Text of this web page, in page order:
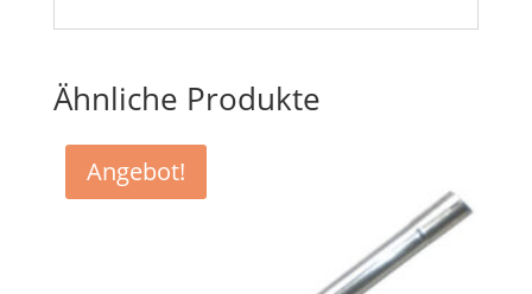
Ähnliche Produkte
Angebot!